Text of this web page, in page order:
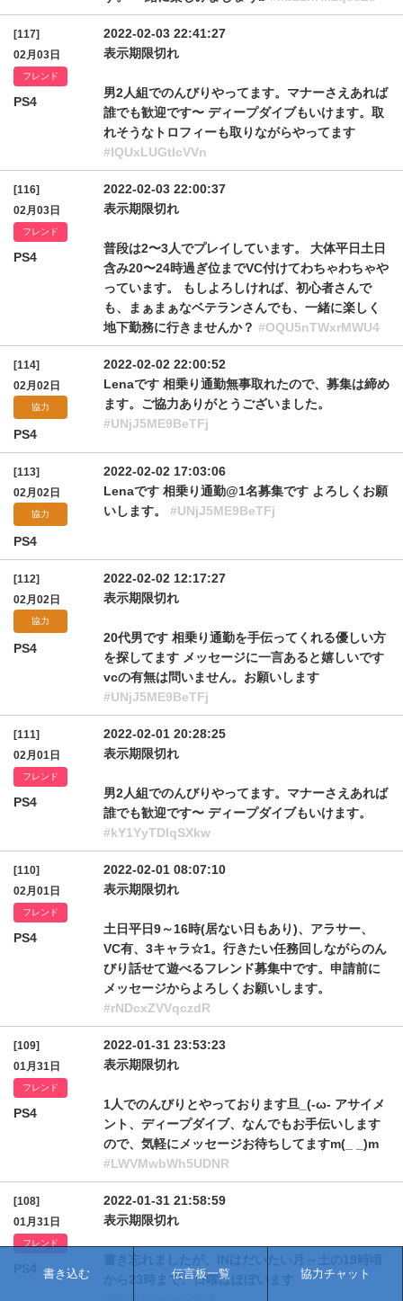
[117]
02月03日
フレンド
PS4
2022-02-03 22:41:27
表示期限切れ
男2人組でのんびりやってます。マナーさえあれば
誰でも歓迎です〜 ディープダイブもいけます。取
れそうなトロフィーも取りながらやってます
#IQUxLUGtlcVVn
[116]
02月03日
フレンド
PS4
2022-02-03 22:00:37
表示期限切れ
普段は2〜3人でプレイしています。 大体平日土日
含み20〜24時過ぎ位までVC付けてわちゃわちゃや
っています。 もしよろしければ、初心者さんで
も、まぁまぁなベテランさんでも、一緒に楽しく
地下勤務に行きませんか？ #OQU5nTWxrMWU4
[114]
02月02日
協力
PS4
2022-02-02 22:00:52
Lenaです 相乗り通勤無事取れたので、募集は締め
ます。ご協力ありがとうございました。
#UNjJ5ME9BeTFj
[113]
02月02日
協力
PS4
2022-02-02 17:03:06
Lenaです 相乗り通勤@1名募集です よろしくお願
いします。 #UNjJ5ME9BeTFj
[112]
02月02日
協力
PS4
2022-02-02 12:17:27
表示期限切れ
20代男です 相乗り通勤を手伝ってくれる優しい方
を探してます メッセージに一言あると嬉しいです
vcの有無は問いません。お願いします
#UNjJ5ME9BeTFj
[111]
02月01日
フレンド
PS4
2022-02-01 20:28:25
表示期限切れ
男2人組でのんびりやってます。マナーさえあれば
誰でも歓迎です〜 ディープダイブもいけます。
#kY1YyTDlqSXkw
[110]
02月01日
フレンド
PS4
2022-02-01 08:07:10
表示期限切れ
土日平日9～16時(居ない日もあり)、アラサー、
VC有、3キャラ☆1。行きたい任務回しながらのん
びり話せて遊べるフレンド募集中です。申請前に
メッセージからよろしくお願いします。
#rNDcxZVVqczdR
[109]
01月31日
フレンド
PS4
2022-01-31 23:53:23
表示期限切れ
1人でのんびりとやっております旦_(-ω- アサイメ
ント、ディープダイブ、なんでもお手伝いします
ので、気軽にメッセージお待ちしてますm(_ _)m
#LWVMwbWh5UDNR
[108]
01月31日
フレンド
2022-01-31 21:58:59
表示期限切れ
から23時まで、日曜はほぼいます
書き込む 伝言板一覧 協力チャット